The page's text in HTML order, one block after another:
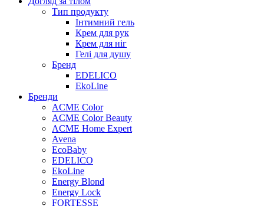
Тип продукту
Інтимний гель
Крем для рук
Крем для ніг
Гелі для душу
Бренд
EDELICO
EkoLine
Бренди
ACME Color
ACME Color Beauty
ACME Home Expert
Avena
EcoBaby
EDELICO
EkoLine
Energy Blond
Energy Lock
FORTESSE